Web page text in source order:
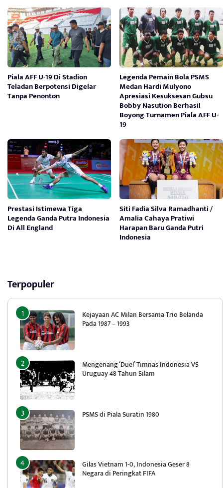
Piala AFF U-19 Di Stadion
Teladan Berpotensi Digelar
Tanpa Penonton
Legenda Pemain Bola PSMS
Medan Hardi Mulyono
Apresiasi Kesuksesan Gubsu
Bobby Nasution Berhasil
Boyong Turnamen Piala AFF U-
19
Prestasi Istimewa Tiga
Legenda Ganda Putra Indonesia
Di All England
Siti Fadia Silva Ramadhanti /
Amalia Cahaya Pratiwi
Harapan Baru Ganda Putri
Indonesia
Terpopuler
Kejayaan AC Milan Bersama Trio Belanda
Pada 1987 – 1993
Mengenang ‘Duel’ Timnas Indonesia VS
Uruguay 48 Tahun Silam
PSMS di Piala Suratin 1980
Gilas Vietnam 1-0, Indonesia Geser 8
Negara di Peringkat FIFA